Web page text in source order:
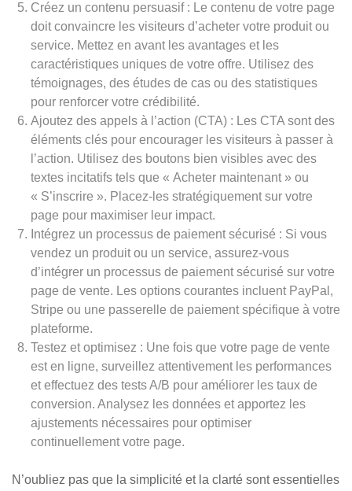
Créez un contenu persuasif : Le contenu de votre page
doit convaincre les visiteurs d’acheter votre produit ou
service. Mettez en avant les avantages et les
caractéristiques uniques de votre offre. Utilisez des
témoignages, des études de cas ou des statistiques
pour renforcer votre crédibilité.
Ajoutez des appels à l’action (CTA) : Les CTA sont des
éléments clés pour encourager les visiteurs à passer à
l’action. Utilisez des boutons bien visibles avec des
textes incitatifs tels que « Acheter maintenant » ou
« S’inscrire ». Placez-les stratégiquement sur votre
page pour maximiser leur impact.
Intégrez un processus de paiement sécurisé : Si vous
vendez un produit ou un service, assurez-vous
d’intégrer un processus de paiement sécurisé sur votre
page de vente. Les options courantes incluent PayPal,
Stripe ou une passerelle de paiement spécifique à votre
plateforme.
Testez et optimisez : Une fois que votre page de vente
est en ligne, surveillez attentivement les performances
et effectuez des tests A/B pour améliorer les taux de
conversion. Analysez les données et apportez les
ajustements nécessaires pour optimiser
continuellement votre page.
N’oubliez pas que la simplicité et la clarté sont essentielles